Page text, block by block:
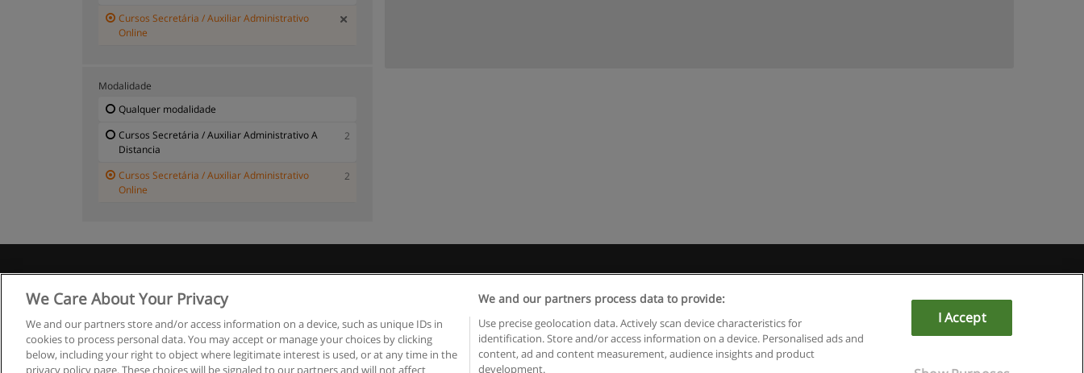
Cursos Secretária / Auxiliar Administrativo
Online
Modalidade
Qualquer modalidade
Cursos Secretária / Auxiliar Administrativo A
Distancia
2
Cursos Secretária / Auxiliar Administrativo
Online
2
Copyright © Educaedu Business S.L. - CIF : B-95610580: - www.educaedu.com.pt
We Care About Your Privacy
We and our partners store and/or access information on a device, such as unique IDs in
cookies to process personal data. You may accept or manage your choices by clicking
below, including your right to object where legitimate interest is used, or at any time in the
privacy policy page. These choices will be signaled to our partners and will not affect
We and our partners process data to provide:
Use precise geolocation data. Actively scan device characteristics for
identification. Store and/or access information on a device. Personalised ads and
content, ad and content measurement, audience insights and product
development.
I Accept